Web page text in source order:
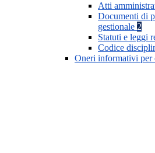
Atti
Documenti di
gestionale 2
Statuti e leggi
Codice
Oneri informativi per